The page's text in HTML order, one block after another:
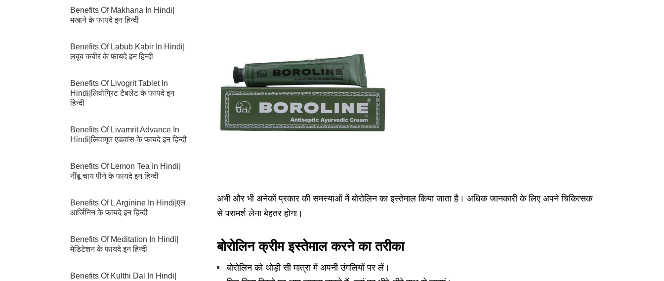
अभी और भी अनेकों प्रकार की समस्याओं में बोरोलिन का इस्तेमाल किया जाता है। अधिक जानकारी के लिए अपने चिकित्सक
से परामर्श लेना बेहतर होगा।
बोरोलिन क्रीम इस्तेमाल करने का तरीका
बोरोलिन को थोड़ी सी मात्रा में अपनी उंगलियों पर लें।
Benefits Of Makhana In Hindi|
मखाने के फायदे इन हिन्दी
Benefits Of Labub Kabir In Hindi|
लबूब कबीर के फायदे इन हिन्दी
Benefits Of Livogrit Tablet In
Hindi|लिवोग्रिट टैबलेट के फायदे इन
हिन्दी
Benefits Of Livamrit Advance In
Hindi|लिवामृत एडवांस के फायदे इन हिन्दी
Benefits Of Lemon Tea In Hindi|
नींबू चाय पीने के फायदे इन हिन्दी
Benefits Of L Arginine In Hindi|एल
आर्जिनिन के फायदे इन हिन्दी
Benefits Of Meditation In Hindi|
मेडिटेशन के फायदे इन हिन्दी
Benefits Of Kulthi Dal In Hindi|